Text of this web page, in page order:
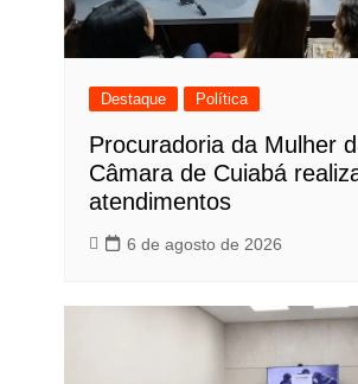
Destaque Política
Procuradoria da Mulher
Câmara de Cuiabá
atendimentos
6 de agosto de 2026